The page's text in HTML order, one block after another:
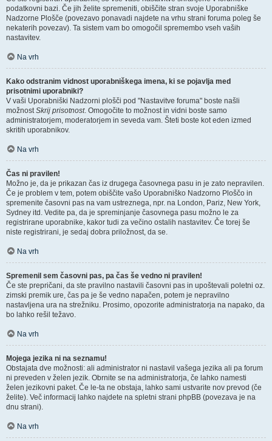
podatkovni bazi. Če jih želite spremeniti, obiščite stran svoje Uporabniške
Nadzorne Plošče (povezavo ponavadi najdete na vrhu strani foruma poleg še
nekaterih povezav). Ta sistem vam bo omogočil spremembo vseh vaših
nastavitev.
Na vrh
Kako odstranim vidnost uporabniškega imena, ki se pojavlja med
prisotnimi uporabniki?
V vaši Uporabniški Nadzorni plošči pod "Nastavitve foruma" boste našli
možnostSkrij prisotnost. Omogočite to možnost in vidni boste samo
administratorjem, moderatorjem in seveda vam. Šteti boste kot eden izmed
skritih uporabnikov.
Na vrh
Čas ni pravilen!
Možno je, da je prikazan čas iz drugega časovnega pasu in je zato nepravilen.
Če je problem v tem, potem obiščite vašo Uporabniško Nadzorno Ploščo in
spremenite časovni pas na vam ustreznega, npr. na London, Pariz, New York,
Sydney itd. Vedite pa, da je spreminjanje časovnega pasu možno le za
registrirane uporabnike, kakor tudi za večino ostalih nastavitev. Če torej še
niste registrirani, je sedaj dobra priložnost, da se.
Na vrh
Spremenil sem časovni pas, pa čas še vedno ni pravilen!
Če ste prepričani, da ste pravilno nastavili časovni pas in upoštevali poletni oz.
zimski premik ure, čas pa je še vedno napačen, potem je nepravilno
nastavljena ura na strežniku. Prosimo, opozorite administratorja na napako, da
bo lahko rešil težavo.
Na vrh
Mojega jezika ni na seznamu!
Obstajata dve možnosti: ali administrator ni nastavil vašega jezika ali pa forum
ni preveden v želen jezik. Obrnite se na administratorja, če lahko namesti
želen jezikovni paket. Če le-ta ne obstaja, lahko sami ustvarite nov prevod (če
želite). Več informacij lahko najdete na spletni strani phpBB (povezava je na
dnu strani).
Na vrh